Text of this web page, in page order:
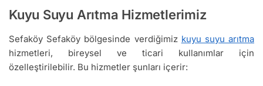
Kuyu Suyu Arıtma Hizmetlerimiz
Sefaköy Sefaköy bölgesinde verdiğimiz kuyu suyu arıtma
hizmetleri, bireysel ve ticari kullanımlar için
özelleştirilebilir. Bu hizmetler şunları içerir: